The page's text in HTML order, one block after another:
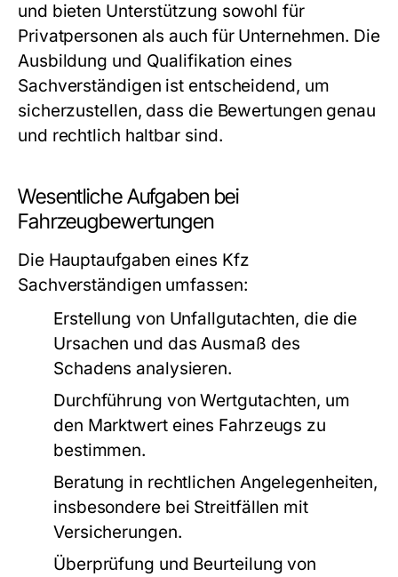
und bieten Unterstützung sowohl für
Privatpersonen als auch für Unternehmen. Die
Ausbildung und Qualifikation eines
Sachverständigen ist entscheidend, um
sicherzustellen, dass die Bewertungen genau
und rechtlich haltbar sind.
Wesentliche Aufgaben bei
Fahrzeugbewertungen
Die Hauptaufgaben eines Kfz
Sachverständigen umfassen:
Erstellung von Unfallgutachten, die die
Ursachen und das Ausmaß des
Schadens analysieren.
Durchführung von Wertgutachten, um
den Marktwert eines Fahrzeugs zu
bestimmen.
Beratung in rechtlichen Angelegenheiten,
insbesondere bei Streitfällen mit
Versicherungen.
Überprüfung und Beurteilung von